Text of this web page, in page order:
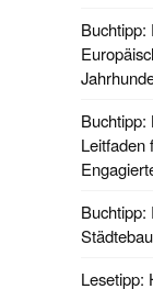
Buchtipp:
Buchtipp:
Leitfaden
Buchtipp:
Lesetipp: